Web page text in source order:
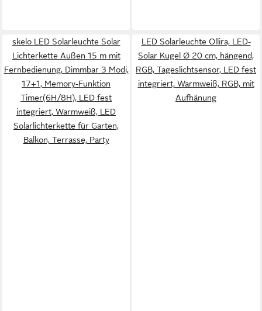
skelo LED Solarleuchte Solar
Lichterkette Außen 15 m mit
Fernbedienung, Dimmbar 3 Modi,
17+1, Memory-Funktion
Timer(6H/8H), LED fest
integriert, Warmweiß, LED
Solarlichterkette für Garten,
Balkon, Terrasse, Party
LED Solarleuchte Ollira, LED-
Solar Kugel Ø 20 cm, hängend,
RGB, Tageslichtsensor, LED fest
integriert, Warmweiß, RGB, mit
Aufhänung